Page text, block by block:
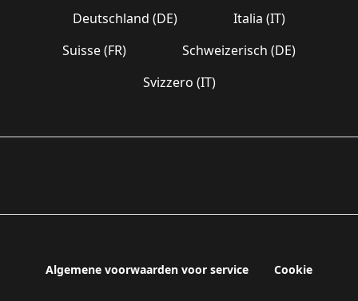
Deutschland (DE)
Italia (IT)
Suisse (FR)
Schweizerisch (DE)
Svizzero (IT)
Algemene voorwaarden voor service Cookie